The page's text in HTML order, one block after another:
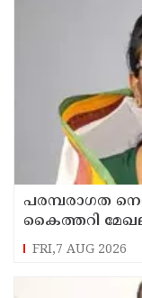
പരമ്പരാഗത
കൈത്തറി
സാധ്യമാക്കും:
ഉസ്മാൻ
FRI,7 AUG 2026